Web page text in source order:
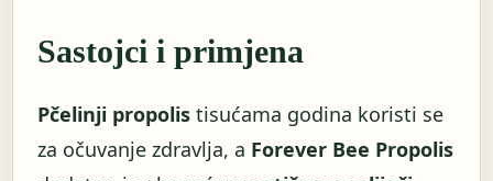
Sastojci i primjena
Pčelinji propolis tisućama godina koristi se
za očuvanje zdravlja, a Forever Bee Propolis